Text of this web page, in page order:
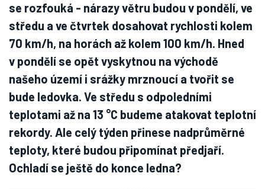
se rozfouká - nárazy větru budou v pondělí, ve
středu a ve čtvrtek dosahovat rychlosti kolem
70 km/h, na horách až kolem 100 km/h. Hned
v pondělí se opět vyskytnou na východě
našeho území i srážky mrznoucí a tvořit se
bude ledovka. Ve středu s odpoledními
teplotami až na 13 °C budeme atakovat teplotní
rekordy. Ale celý týden přinese nadprůměrné
teploty, které budou připomínat předjaří.
Ochladí se ještě do konce ledna?